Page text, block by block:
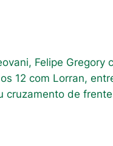
Felipe Gregory
12 com Lorran,
cruzamento de